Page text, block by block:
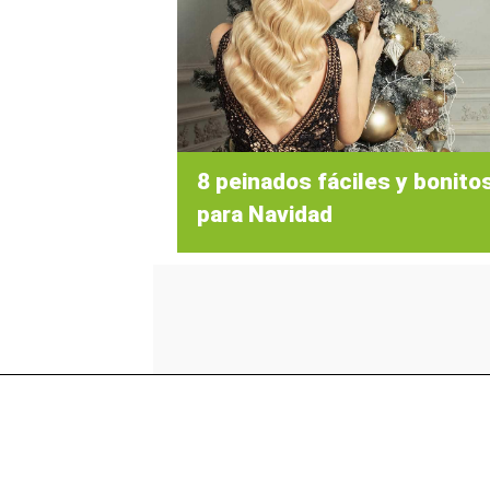
8 peinados fáciles y
para Navidad